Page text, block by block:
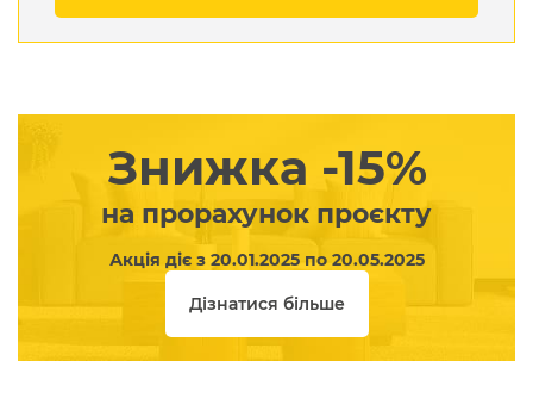
Знижка -15%
на прорахунок проєкту
Акція діє з 20.01.2025 по 20.05.2025
Дізнатися більше